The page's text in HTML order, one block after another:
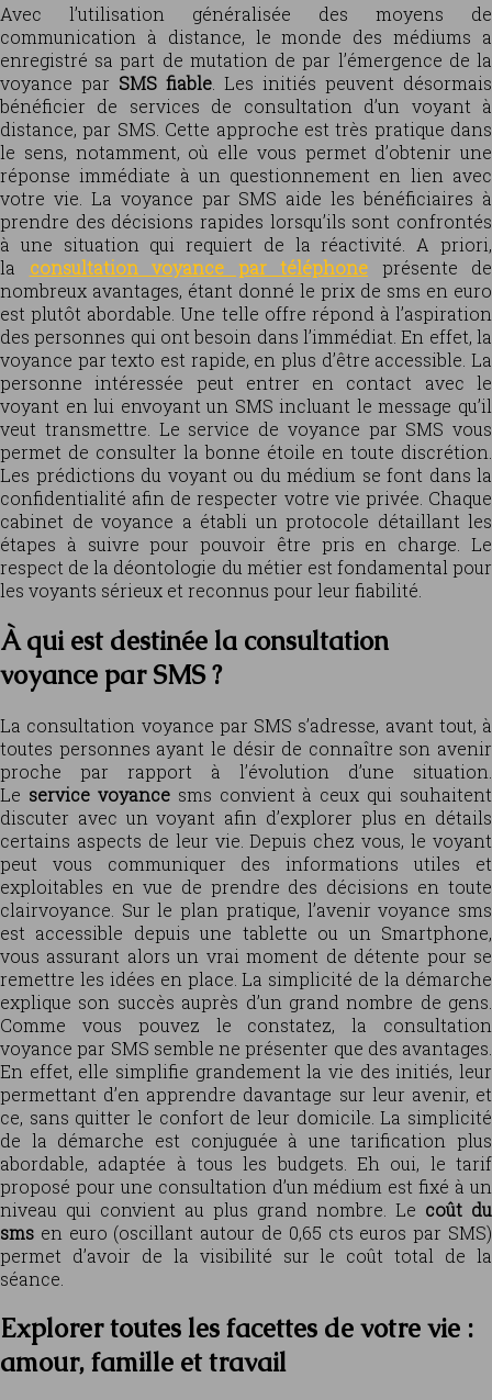
Avec l’utilisation généralisée des moyens de
communication à distance, le monde des médiums a
enregistré sa part de mutation de par l’émergence de la
voyance par SMS fiable . Les initiés peuvent désormais
bénéficier de services de consultation d’un voyant à
distance, par SMS. Cette approche est très pratique dans
le sens, notamment, où elle vous permet d’obtenir une
réponse immédiate à un questionnement en lien avec
votre vie. La voyance par SMS aide les bénéficiaires à
prendre des décisions rapides lorsqu’ils sont confrontés
à une situation qui requiert de la réactivité. A priori,
la consultation voyance par téléphone présente de
nombreux avantages, étant donné le prix de sms en euro
est plutôt abordable. Une telle offre répond à l’aspiration
des personnes qui ont besoin dans l’immédiat. En effet, la
voyance par texto est rapide, en plus d’être accessible. La
personne intéressée peut entrer en contact avec le
voyant en lui envoyant un SMS incluant le message qu’il
veut transmettre. Le service de voyance par SMS vous
permet de consulter la bonne étoile en toute discrétion.
Les prédictions du voyant ou du médium se font dans la
confidentialité afin de respecter votre vie privée. Chaque
cabinet de voyance a établi un protocole détaillant les
étapes à suivre pour pouvoir être pris en charge. Le
respect de la déontologie du métier est fondamental pour
les voyants sérieux et reconnus pour leur fiabilité.
À qui est destinée la consultation
voyance par SMS ?
La consultation voyance par SMS s’adresse, avant tout, à
toutes personnes ayant le désir de connaître son avenir
proche par rapport à l’évolution d’une situation.
Le service voyancesms convient à ceux qui souhaitent
discuter avec un voyant afin d’explorer plus en détails
certains aspects de leur vie. Depuis chez vous, le voyant
peut vous communiquer des informations utiles et
exploitables en vue de prendre des décisions en toute
clairvoyance. Sur le plan pratique, l’avenir voyance sms
est accessible depuis une tablette ou un Smartphone,
vous assurant alors un vrai moment de détente pour se
remettre les idées en place. La simplicité de la démarche
explique son succès auprès d’un grand nombre de gens.
Comme vous pouvez le constatez, la consultation
voyance par SMS semble ne présenter que des avantages.
En effet, elle simplifie grandement la vie des initiés, leur
permettant d’en apprendre davantage sur leur avenir, et
ce, sans quitter le confort de leur domicile. La simplicité
de la démarche est conjuguée à une tarification plus
abordable, adaptée à tous les budgets. Eh oui, le tarif
proposé pour une consultation d’un médium est fixé à un
niveau qui convient au plus grand nombre. Le coût du
sms en euro (oscillant autour de 0,65 cts euros par SMS)
permet d’avoir de la visibilité sur le coût total de la
séance.
Explorer toutes les facettes de votre vie :
amour, famille et travail